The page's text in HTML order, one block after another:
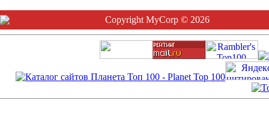
Copyright MyCorp © 2026